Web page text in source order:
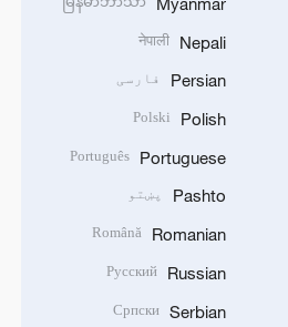
Nepali
नेपाली
Persian فارسی
Polish
Polski
Portuguese
Português
Pashto پښتو
Romanian
Română
Russian
Русский
Serbian
Српски